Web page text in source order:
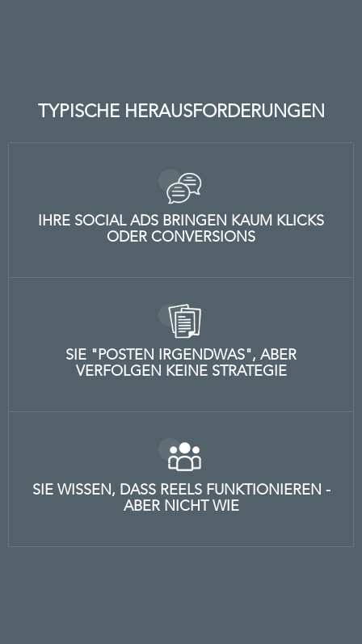
TYPISCHE HERAUSFORDERUNGEN
IHRE SOCIAL ADS BRINGEN KAUM KLICKS
ODER CONVERSIONS
SIE "POSTEN IRGENDWAS", ABER
VERFOLGEN KEINE STRATEGIE
SIE WISSEN, DASS REELS FUNKTIONIEREN -
ABER NICHT WIE